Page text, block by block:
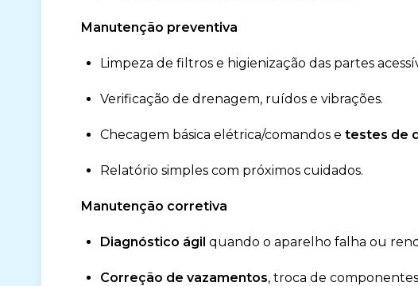
Manutenção preventiva
Limpeza de filtros e higienização das partes
Verificação de drenagem, ruídos e vibrações.
Checagem básica elétrica/comandos e testes de
Relatório simples com próximos cuidados.
Manutenção corretiva
Diagnóstico ágil quando o aparelho falha ou
Correção de vazamentos, troca de